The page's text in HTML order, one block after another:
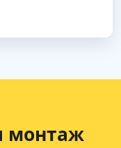
монтаж